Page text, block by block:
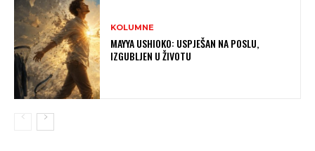
KOLUMNE
MAYYA USHIOKO: USPJEŠAN NA POSLU,
IZGUBLJEN U ŽIVOTU